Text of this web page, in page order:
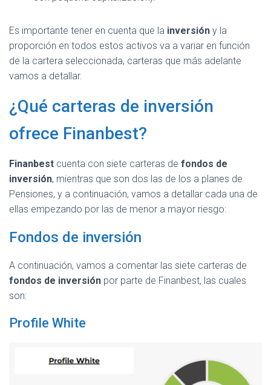
Es importante tener en cuenta que la inversión y la
proporción en todos estos activos va a variar en función
de la cartera seleccionada, carteras que más adelante
vamos a detallar.
¿Qué carteras de inversión
ofrece Finanbest?
Finanbest cuenta con siete carteras de fondos de
inversión, mientras que son dos las de los a planes de
Pensiones, y a continuación, vamos a detallar cada una de
ellas empezando por las de menor a mayor riesgo:
Fondos de inversión
A continuación, vamos a comentar las siete carteras de
fondos de inversión por parte de Finanbest, las cuales
son:
Profile White